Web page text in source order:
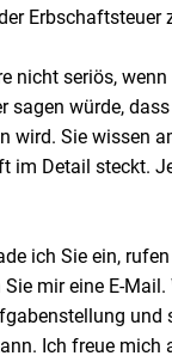
Erbschaftsteuer
nicht seriös,
sagen würde,
wird. Sie wissen
im Detail steckt.
ich Sie ein,
mir eine E-Mail.
und
Ich freue mich